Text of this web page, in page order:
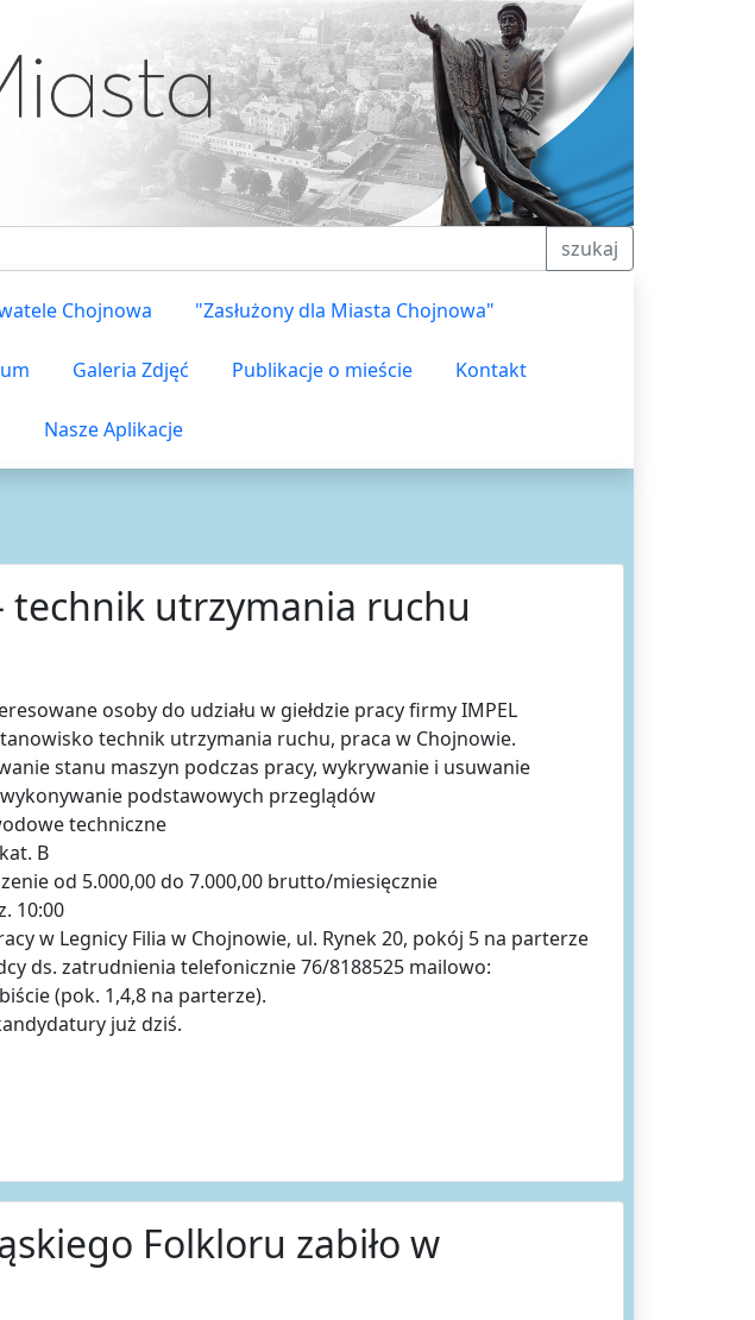
szukaj
Chojnowa "Zasłużony dla Miasta Chojnowa"
Galeria Zdjęć Publikacje o mieście Kontakt
Nasze Aplikacje
technik utrzymania ruchu
osoby do udziału w giełdzie pracy firmy IMPEL
technik utrzymania ruchu, praca w Chojnowie.
stanu maszyn podczas pracy, wykrywanie i usuwanie
podstawowych przeglądów
techniczne
B
od 5.000,00 do 7.000,00 brutto/miesięcznie
10:00
w Legnicy Filia w Chojnowie, ul. Rynek 20, pokój 5 na parterze
ds. zatrudnienia telefonicznie 76/8188525 mailowo:
(pok. 1,4,8 na parterze).
już dziś.
Folkloru zabiło w